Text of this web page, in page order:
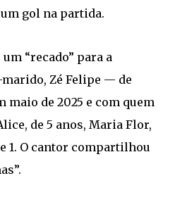
gol na partida.
“recado” para a
Zé Felipe — de
maio de 2025 e com quem
de 5 anos, Maria Flor,
1. O cantor compartilhou